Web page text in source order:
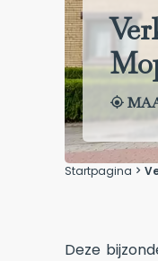
Startpagina
Deze